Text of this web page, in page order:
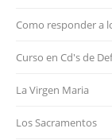
Como responder a
Curso en Cd's de
La Virgen Maria
Los Sacramentos